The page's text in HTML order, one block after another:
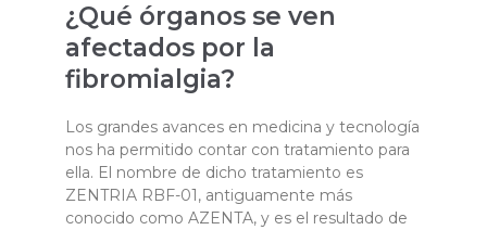
¿Qué órganos se ven
afectados por la
fibromialgia?
Los grandes avances en medicina y tecnología
nos ha permitido contar con tratamiento para
ella. El nombre de dicho tratamiento es
ZENTRIA RBF-01, antiguamente más
conocido como AZENTA, y es el resultado de